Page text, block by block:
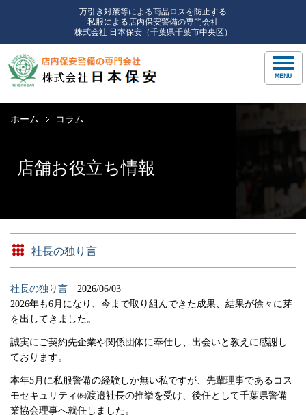
万引き対策等による商品ロスを防止する
私服による店内保安警備の専門会社
株式会社 日本保安（千葉県千葉市中央区）
ホーム コラム
店舗お役立ち情報
社長の独り言
社長の独り言 2026/06/03
2026年も6月になり、今まで取り組んできた成果、結果が徐々に芽
を出してきました。
誠実にご契約先企業や関係団体に奉仕し、出会いと教えに感謝し
ております。
本年5月に私服警備の経験しか無い私ですが、先輩理事であるコス
モセキュリティ㈱渡邉社長の推挙を受け、後任として千葉県警備
業協会理事へ就任しました。